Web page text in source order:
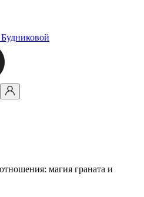
магия граната и